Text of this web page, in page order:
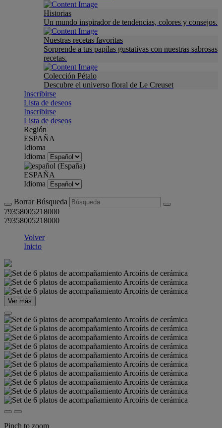
Historias
Un mundo inspirador de tendencias, colores y consejos.
Nuestras recetas favoritas
Sorprende a tus papilas gustativas con nuestras sabrosas
recetas.
Colección Pétalo
Descubre el universo floral de Le Creuset
Inscribirse
Lista de deseos
Inscribirse
Lista de deseos
Región
ESPAÑA
Idioma
Idioma
ESPAÑA
Idioma
Borrar Búsqueda
79358005218000
79358005218000
Volver
Inicio
Ver más
Pinch to zoom